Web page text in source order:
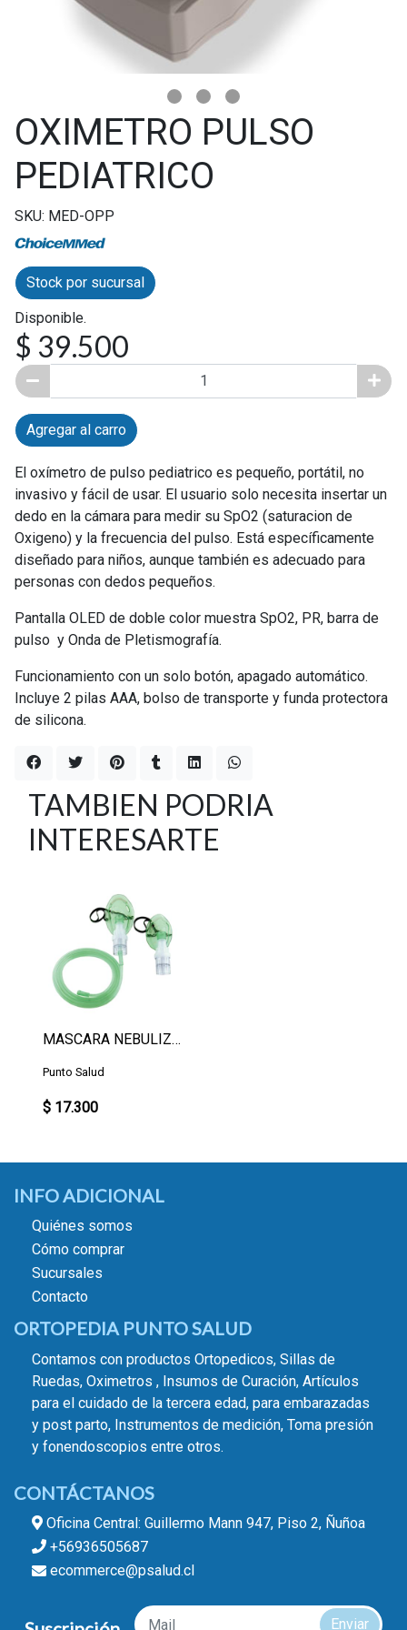
OXIMETRO PULSO
PEDIATRICO
SKU: MED-OPP
Stock por sucursal
Disponible.
$ 39.500
Agregar al carro
El oxímetro de pulso pediatrico es pequeño, portátil, no
invasivo y fácil de usar. El usuario solo necesita insertar un
dedo en la cámara para medir su SpO2 (saturacion de
Oxigeno) y la frecuencia del pulso. Está específicamente
diseñado para niños, aunque también es adecuado para
personas con dedos pequeños.
Pantalla OLED de doble color muestra SpO2, PR, barra de
pulso y Onda de Pletismografía.
Funcionamiento con un solo botón, apagado automático.
Incluye 2 pilas AAA, bolso de transporte y funda protectora
de silicona.
TAMBIEN PODRIA
INTERESARTE
MASCARA NEBULIZADOR PACK
Punto Salud
$ 17.300
INFO ADICIONAL
Quiénes somos
Cómo comprar
Sucursales
Contacto
ORTOPEDIA PUNTO SALUD
Contamos con productos Ortopedicos, Sillas de
Ruedas, Oximetros , Insumos de Curación, Artículos
para el cuidado de la tercera edad, para embarazadas
y post parto, Instrumentos de medición, Toma presión
y fonendoscopios entre otros.
CONTÁCTANOS
Oficina Central: Guillermo Mann 947, Piso 2, Ñuñoa
+56936505687
ecommerce@psalud.cl
Enviar